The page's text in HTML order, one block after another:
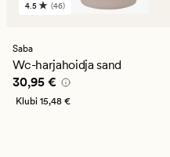
46
hinnanguga
4.5
4.5 (46)
Saba
Wc-harjahoidja sand
Pris_ee 30,95 €
30,95 €
Klubi15,48 €